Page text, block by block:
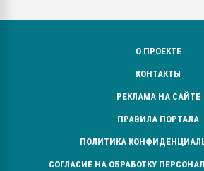
О ПРОЕКТЕ
КОНТАКТЫ
РЕКЛАМА НА САЙТЕ
ПРАВИЛА ПОРТАЛА
ПОЛИТИКА
СОГЛАСИЕ НА ОБРАБОТКУ